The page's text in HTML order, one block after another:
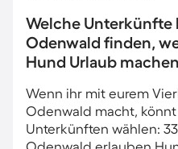
Welche Unterkünfte
Odenwald finden,
Hund Urlaub
Wenn ihr mit eurem
Odenwald macht,
Unterkünften wählen: